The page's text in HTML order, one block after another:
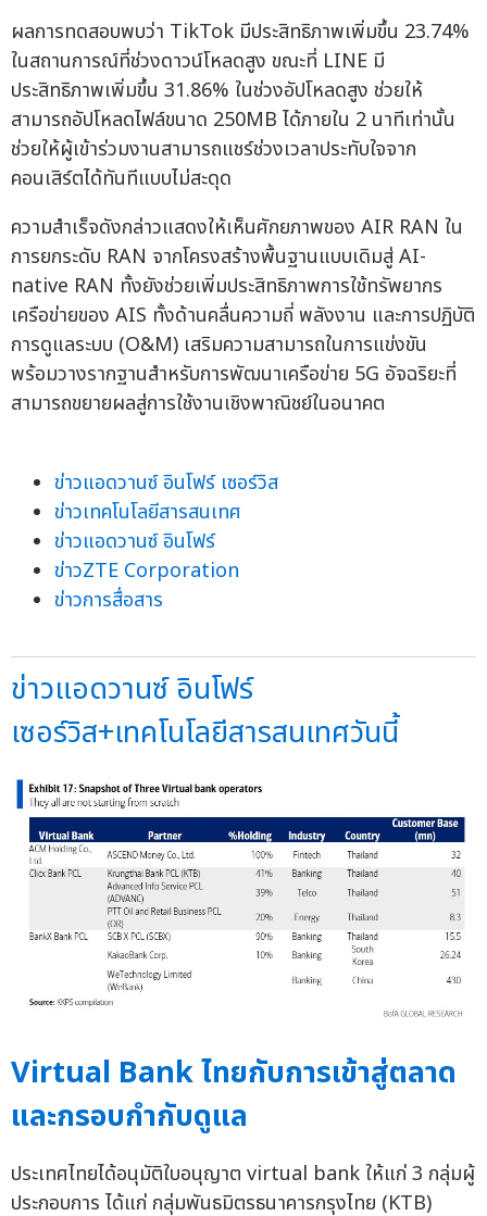
ผลการทดสอบพบว่า TikTok มีประสิทธิภาพเพิ่มขึ้น 23.74%
ในสถานการณ์ที่ช่วงดาวน์โหลดสูง ขณะที่ LINE มี
ประสิทธิภาพเพิ่มขึ้น 31.86% ในช่วงอัปโหลดสูง ช่วยให้
สามารถอัปโหลดไฟล์ขนาด 250MB ได้ภายใน 2 นาทีเท่านั้น
ช่วยให้ผู้เข้าร่วมงานสามารถแชร์ช่วงเวลาประทับใจจาก
คอนเสิร์ตได้ทันทีแบบไม่สะดุด
ความสำเร็จดังกล่าวแสดงให้เห็นศักยภาพของ AIR RAN ใน
การยกระดับ RAN จากโครงสร้างพื้นฐานแบบเดิมสู่ AI-
native RAN ทั้งยังช่วยเพิ่มประสิทธิภาพการใช้ทรัพยากร
เครือข่ายของ AIS ทั้งด้านคลื่นความถี่ พลังงาน และการปฏิบัติ
การดูแลระบบ (O&M) เสริมความสามารถในการแข่งขัน
พร้อมวางรากฐานสำหรับการพัฒนาเครือข่าย 5G อัจฉริยะที่
สามารถขยายผลสู่การใช้งานเชิงพาณิชย์ในอนาคต
ข่าวแอดวานซ์ อินโฟร์ เซอร์วิส
ข่าวเทคโนโลยีสารสนเทศ
ข่าวแอดวานซ์ อินโฟร์
ข่าวZTE Corporation
ข่าวการสื่อสาร
ข่าวแอดวานซ์ อินโฟร์
เซอร์วิส+เทคโนโลยีสารสนเทศวันนี้
Virtual Bank ไทยกับการเข้าสู่ตลาด
และกรอบกำกับดูแล
ประเทศไทยได้อนุมัติใบอนุญาต virtual bank ให้แก่ 3 กลุ่มผู้
ประกอบการ ได้แก่ กลุ่มพันธมิตรธนาคารกรุงไทย (KTB)